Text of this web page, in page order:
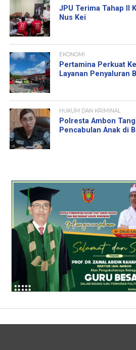
JPU Terima Tahap II
Nus Kei
EKONOMI
Pertamina Perkuat
Layanan Penyaluran
HUKUM DAN KRIMINAL
Polresta Ambon
Pencabulan Anak di